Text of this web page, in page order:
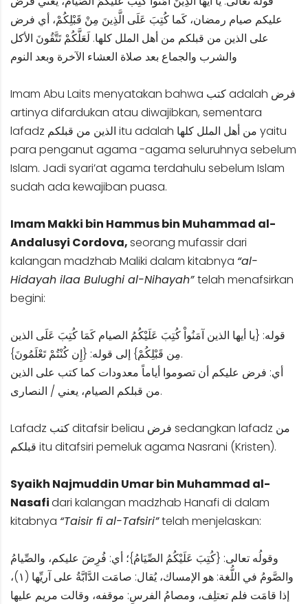
عليكم صيام رمضان، كَما كُتِبَ عَلَى الَّذِينَ مِنْ قَبْلِكُمْ، أي فرض
على الذين من قبلكم من أهل الملل كلها. لَعَلَّكُمْ تَتَّقُونَ الأكل
والشرب والجماع بعد صلاة العشاء الآخرة وبعد النوم
Imam Abu Laits menyatakan bahwa كتب adalah فرض
artinya difardukan atau diwajibkan, sementara
lafadz الذين من قبلكم itu adalah من أهل الملل كلها yaitu
para penganut agama -agama seluruhnya sebelum
Islam. Jadi syari’at agama terdahulu sebelum Islam
sudah ada kewajiban puasa.
Imam Makki bin Hammus bin Muhammad al-
Andalusyi Cordova,seorang mufassir dari
kalangan madzhab Maliki dalam kitabnya “al-
Hidayah ilaa Bulughi al-Nihayah”telah menafsirkan
begini:
قوله: {يا أيها الذين آمَنُواْ كُتِبَ عَلَيْكُمُ الصيام كَمَا كُتِبَ عَلَى الذين
مِن قَبْلِكُمْ} إلى قوله: {إِن كُنْتُمْ تَعْلَمُونَ}.
أي: فرض عليكم أن تصوموا أياماً معدودات كما كتب على الذين
من قبلكم الصيام، يعني / النصارى.
Lafadz كتب ditafsir beliau فرض sedangkan lafadz من
قبلكم itu ditafsiri pemeluk agama Nasrani (Kristen).
Syaikh Najmuddin Umar bin Muhammad al-
Nasafidari kalangan madzhab Hanafi di dalam
kitabnya “Taisir fi al-Tafsiri”telah menjelaskan:
وقولُه تعالى: {كُتِبَ عَلَيْكُمُ الصِّيَامُ}؛ أي: فُرِضَ عليكم، والصِّيامُ
والصَّومُ في اللُّغة: هو الإمساك، يُقال: صامَت الدَّابَّةُ على آريِّها (١)،
إذا قامَت فلم تعتلِف، ومصامُ الفرسِ: موقفه، وقالت مريم عليها